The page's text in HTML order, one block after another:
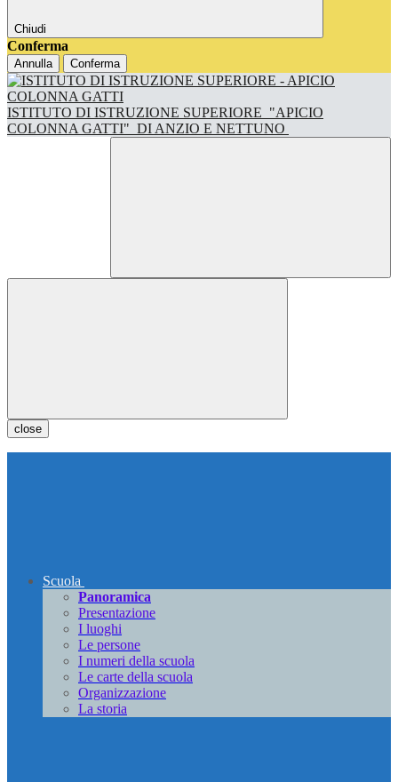
Chiudi
Conferma
Annulla Conferma
ISTITUTO DI ISTRUZIONE SUPERIORE "APICIO
COLONNA GATTI" DI ANZIO E NETTUNO
close
Scuola
Panoramica
Presentazione
I luoghi
Le persone
I numeri della scuola
Le carte della scuola
Organizzazione
La storia